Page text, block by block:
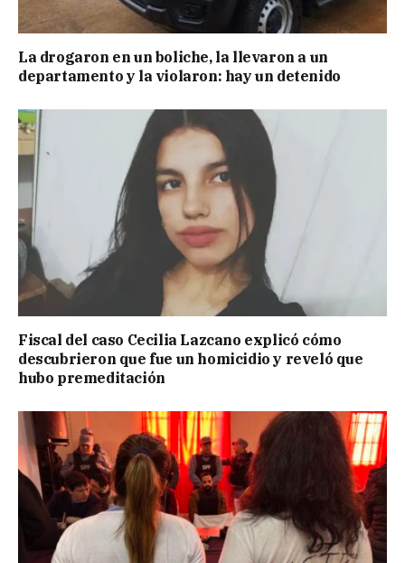
La drogaron en un boliche, la llevaron a un
departamento y la violaron: hay un detenido
Fiscal del caso Cecilia Lazcano explicó cómo
descubrieron que fue un homicidio y reveló que
hubo premeditación